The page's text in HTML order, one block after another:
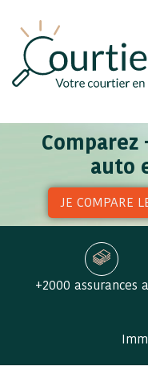
Comparez
auto
JE COMPARE
+2000 assurances